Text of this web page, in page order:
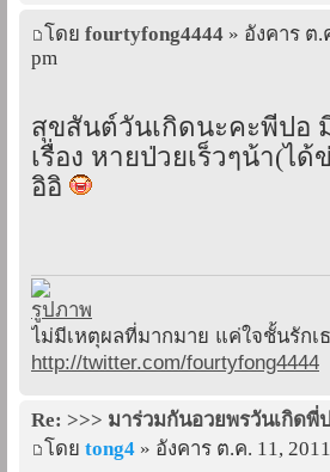
โดย fourtyfong4444 » อังคาร ต.
pm
สุขสันต์วันเกิดนะคะพี่ปอ
เรื่อง หายป่วยเร็วๆน้า(ไ
อิอิ
ไม่มีเหตุผลที่มากมาย แค่ใจชั้นรักเ
http://twitter.com/fourtyfong4444
Re: >>> มาร่วมกันอวยพรวันเกิดพี่
โดย tong4 » อังคาร ต.ค. 11,